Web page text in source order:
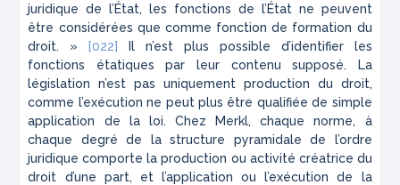
juridique de l’État, les fonctions de l’État ne peuvent
être considérées que comme fonction de formation du
droit. »[022] Il n’est plus possible d’identifier les
fonctions étatiques par leur contenu supposé. La
législation n’est pas uniquement production du droit,
comme l’exécution ne peut plus être qualifiée de simple
application de la loi. Chez Merkl, chaque norme, à
chaque degré de la structure pyramidale de l’ordre
juridique comporte la production ou activité créatrice du
droit d’une part, et l’application ou l’exécution de la